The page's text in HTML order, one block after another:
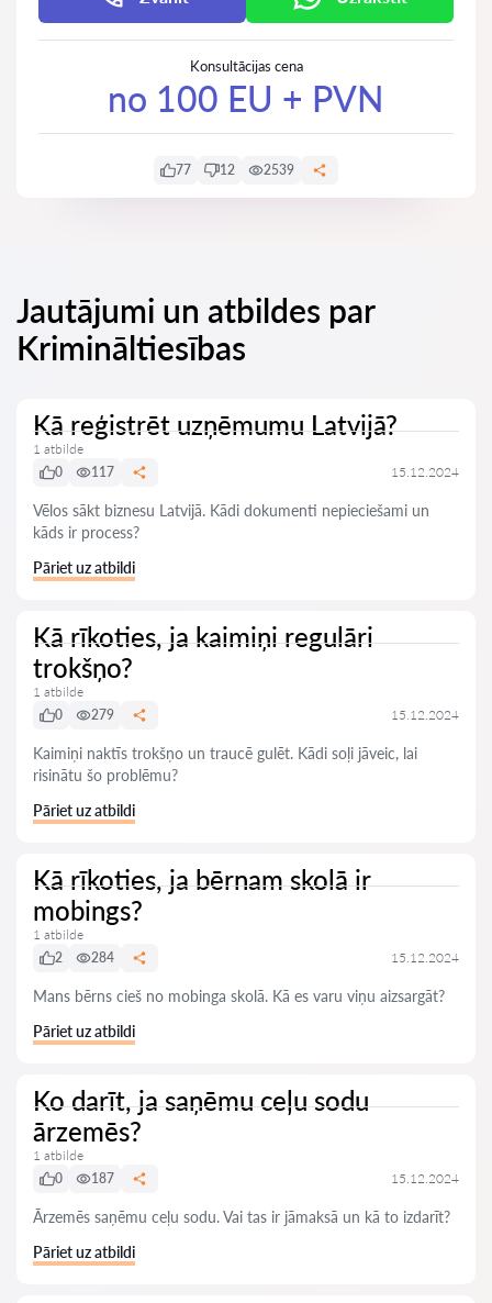
Konsultācijas cena
no 100 EU + PVN
77 12 2539
Jautājumi un atbildes par
Krimināltiesības
Kā reģistrēt uzņēmumu Latvijā?
1 atbilde
0
117 15.12.2024
Vēlos sākt biznesu Latvijā. Kādi dokumenti nepieciešami un
kāds ir process?
Pāriet uz atbildi
Kā rīkoties, ja kaimiņi regulāri
trokšņo?
1 atbilde
0
279 15.12.2024
Kaimiņi naktīs trokšņo un traucē gulēt. Kādi soļi jāveic, lai
risinātu šo problēmu?
Pāriet uz atbildi
Kā rīkoties, ja bērnam skolā ir
mobings?
1 atbilde
2
284 15.12.2024
Mans bērns cieš no mobinga skolā. Kā es varu viņu aizsargāt?
Pāriet uz atbildi
Ko darīt, ja saņēmu ceļu sodu
ārzemēs?
1 atbilde
0
187 15.12.2024
Ārzemēs saņēmu ceļu sodu. Vai tas ir jāmaksā un kā to izdarīt?
Pāriet uz atbildi